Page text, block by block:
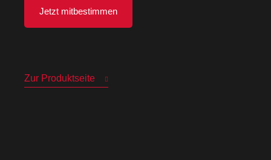
Jetzt mitbestimmen
Zur Produktseite